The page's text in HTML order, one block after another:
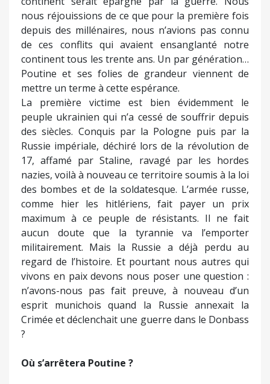
nous réjouissions de ce que pour la première fois
depuis des millénaires, nous n’avions pas connu
de ces conflits qui avaient ensanglanté notre
continent tous les trente ans. Un par génération…
Poutine et ses folies de grandeur viennent de
mettre un terme à cette espérance.
La première victime est bien évidemment le
peuple ukrainien qui n’a cessé de souffrir depuis
des siècles. Conquis par la Pologne puis par la
Russie impériale, déchiré lors de la révolution de
17, affamé par Staline, ravagé par les hordes
nazies, voilà à nouveau ce territoire soumis à la loi
des bombes et de la soldatesque. L’armée russe,
comme hier les hitlériens, fait payer un prix
maximum à ce peuple de résistants. Il ne fait
aucun doute que la tyrannie va l’emporter
militairement. Mais la Russie a déjà perdu au
regard de l’histoire. Et pourtant nous autres qui
vivons en paix devons nous poser une question :
n’avons-nous pas fait preuve, à nouveau d’un
esprit munichois quand la Russie annexait la
Crimée et déclenchait une guerre dans le Donbass
?
Où s’arrêtera Poutine ?